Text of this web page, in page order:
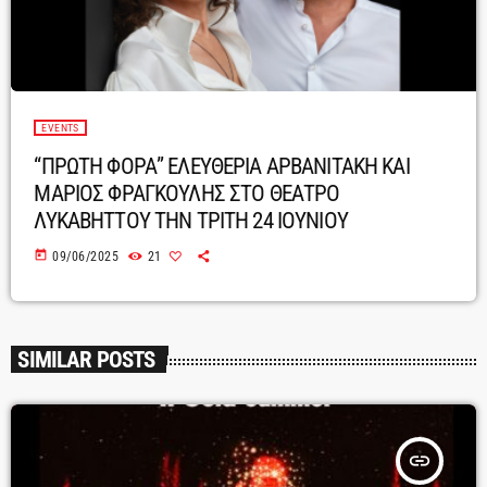
EVENTS
“ΠΡΩΤΗ ΦΟΡΑ” ΕΛΕΥΘΕΡΙΑ ΑΡΒΑΝΙΤΑΚΗ ΚΑΙ
ΜΑΡΙΟΣ ΦΡΑΓΚΟΥΛΗΣ ΣΤΟ ΘΕΑΤΡΟ
ΛΥΚΑΒΗΤΤΟΥ ΤΗΝ ΤΡΙΤΗ 24 ΙΟΥΝΙΟΥ
today 09/06/2025 21
SIMILAR POSTS
insert_link